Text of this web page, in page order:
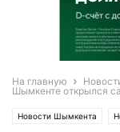
На главную
Шымкенте открылся
Новости Шымкента